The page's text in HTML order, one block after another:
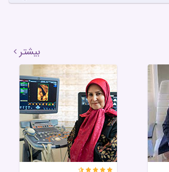
بیشتر